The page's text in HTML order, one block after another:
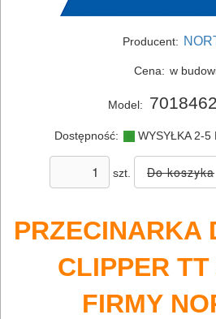
ELEKTRONARZĘDZIA
ELEKTRONARZĘDZIA
OSPRZĘT
DO
ELEKTRONARZĘDZI
MAGAZYNOWANIE
Producent:
Cena: w
Model:
Dostępność: WYSYŁKA 2-5
szt.
PRZECINARKA
CLIPPER
FIRMY